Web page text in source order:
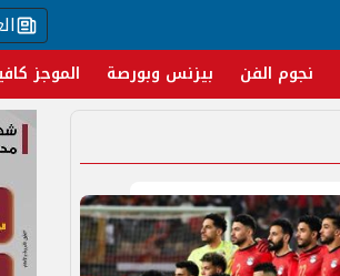
نجوم الفن بيزنس وبورصة الموجز